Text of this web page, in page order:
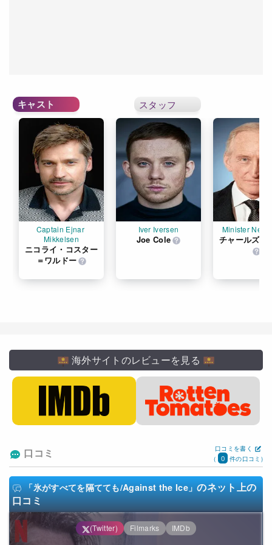
スタッフ
キャスト
Captain Ejnar
Mikkelsen
ニコライ・コスター
＝ワルドー
Iver Iversen
Joe Cole
Minister
チャールズ・
海外サイトのレビューを見る
口コミ
口コミを書く
(
0 件の口コミ)
「氷がすべてを隔てても/Against the Ice」のネット上の
口コミ
(Twitter) Filmarks IMDb